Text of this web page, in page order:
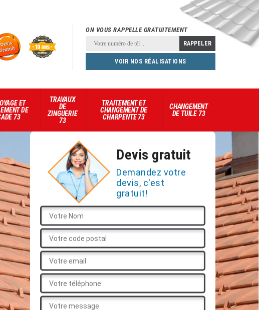
ON VOUS RAPPELLE GRATUITEMENT
VOIR NOS RÉALISATIONS
ET
DE
73
TRAVAUX
DE
ZINGUERIE
73
TRAITEMENT ET
CHANGEMENT DE
CHARPENTE 73
CHANGEMENT
DE TUILE 73
Devis gratuit
Demandez votre
devis, c'est
gratuit!